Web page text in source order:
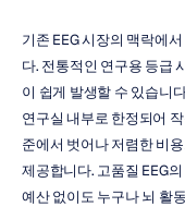
기존 EEG 시장의 맥락에
다. 전통적인 연구용 등급
이 쉽게 발생할 수 있습니
연구실 내부로 한정되어
준에서 벗어나 저렴한 비
제공합니다. 고품질 EEG
예산 없이도 누구나 뇌 활